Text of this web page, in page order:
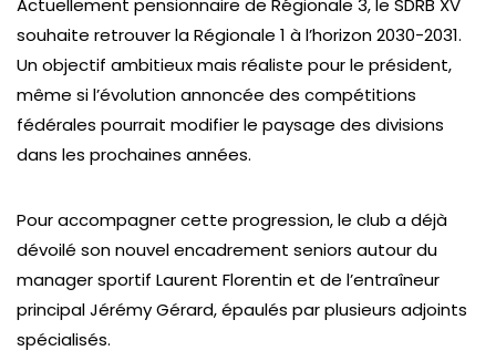
Actuellement pensionnaire de Régionale 3, le SDRB XV
souhaite retrouver la Régionale 1 à l’horizon 2030-2031.
Un objectif ambitieux mais réaliste pour le président,
même si l’évolution annoncée des compétitions
fédérales pourrait modifier le paysage des divisions
dans les prochaines années.
Pour accompagner cette progression, le club a déjà
dévoilé son nouvel encadrement seniors autour du
manager sportif Laurent Florentin et de l’entraîneur
principal Jérémy Gérard, épaulés par plusieurs adjoints
spécialisés.